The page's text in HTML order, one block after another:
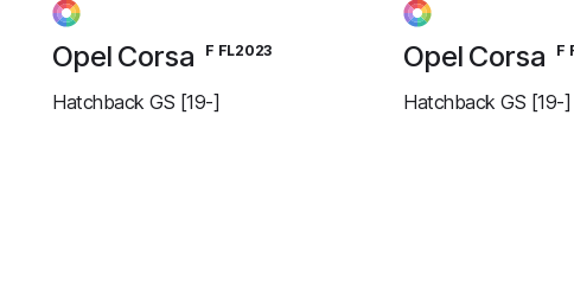
Opel Corsa F FL2023
Hatchback GS [19-]
Opel Corsa F
Hatchback GS [19-]